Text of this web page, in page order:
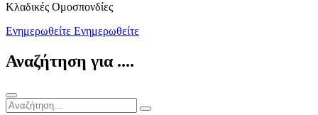
Kλαδικές Ομοσπονδίες
Ενημερωθείτε Ενημερωθείτε
Αναζήτηση για ....